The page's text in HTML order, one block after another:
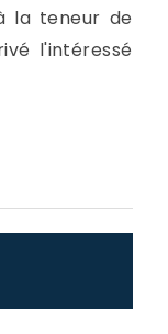
la teneur de
l'intéressé